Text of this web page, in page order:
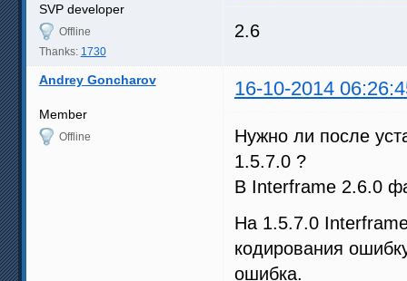
SVP developer
Offline
Thanks: 1730
2.6
Andrey Goncharov 16-10-2014
Member
Offline
Нужно ли после
1.5.7.0 ?
В Interframe 2.6.0
На 1.5.7.0
кодирования
ошибка.